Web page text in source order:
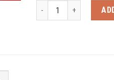
Mút Xốp Pe Foam Định